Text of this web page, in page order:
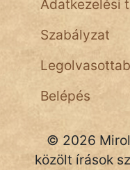
Név nélkül
pszichopati
szegény legény
szemfüles
Adatkezelési
Szabályzat
Belépés
© 2026
közölt írások